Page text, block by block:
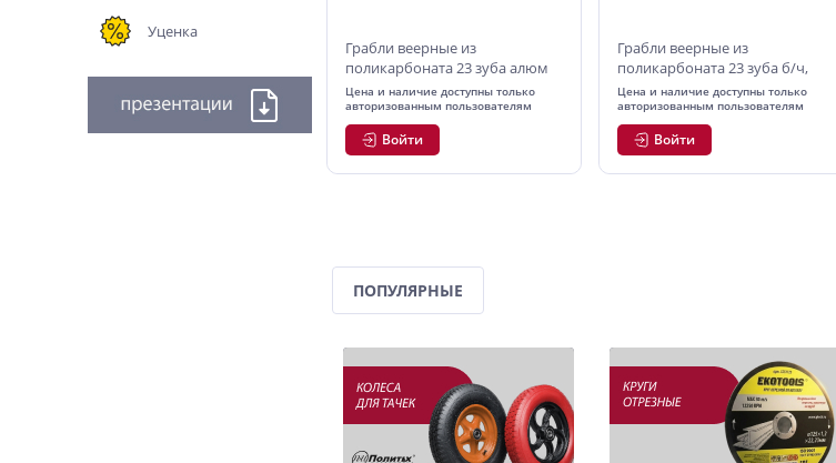
Уценка
Грабли веерные из
поликарбоната 23 зуба алюм
черенок, Polyagro GOLD
Цена и наличие доступны только
авторизованным пользователям
Войти
Грабли веерные из
поликарбоната 23 зуба б/ч,
Polyagro GOLD
Цена и наличие доступны только
авторизованным пользователям
Войти
ПОПУЛЯРНЫЕ